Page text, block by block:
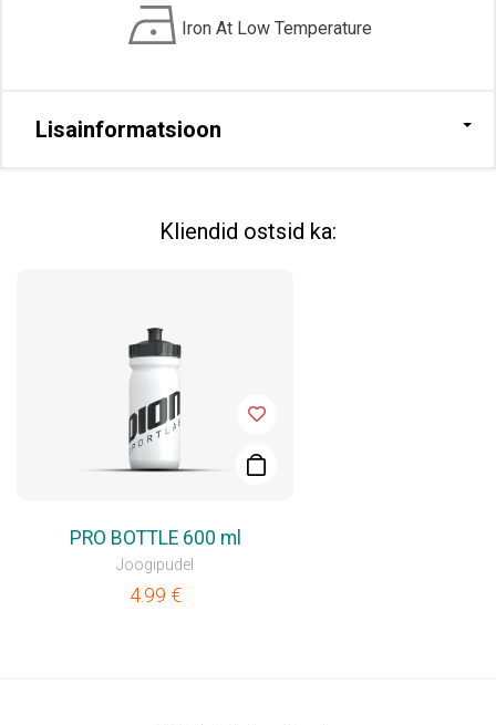
Iron At Low Temperature
Lisainformatsioon
Kliendid ostsid ka:
PRO BOTTLE 600 ml
Joogipudel
4.99 €